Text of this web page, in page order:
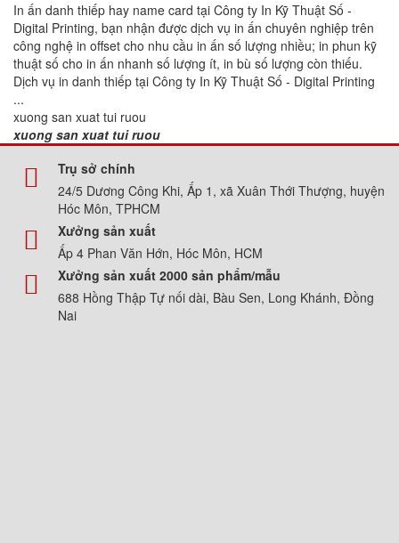
In ấn danh thiếp hay name card tại Công ty In Kỹ Thuật Số -
Digital Printing, bạn nhận được dịch vụ in ấn chuyên nghiệp trên
công nghệ in offset cho nhu cầu in ấn số lượng nhiều; in phun kỹ
thuật số cho in ấn nhanh số lượng ít, in bù số lượng còn thiếu.
Dịch vụ in danh thiếp tại Công ty In Kỹ Thuật Số - Digital Printing
...
xuong san xuat tui ruou
xuong san xuat tui ruou
Trụ sở chính
24/5 Dương Công Khi, Ấp 1, xã Xuân Thới Thượng, huyện
Hóc Môn, TPHCM
Xưởng sản xuất
Ấp 4 Phan Văn Hớn, Hóc Môn, HCM
Xưởng sản xuất 2000 sản phẩm/mẫu
688 Hồng Thập Tự nối dài, Bàu Sen, Long Khánh, Đồng
Nai